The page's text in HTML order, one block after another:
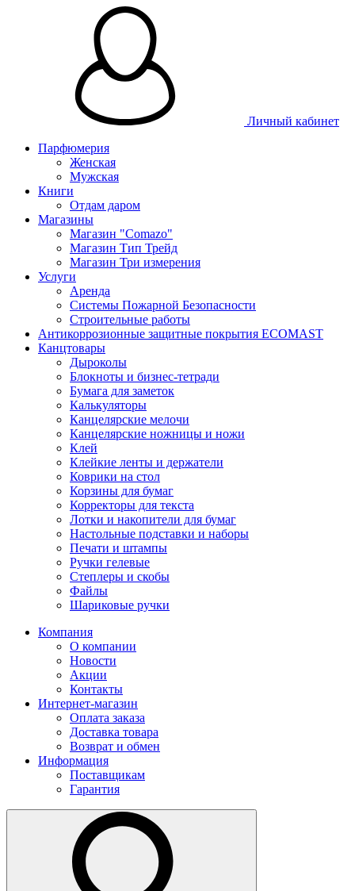
Личный кабинет
Парфюмерия
Женская
Мужская
Книги
Отдам даром
Магазины
Магазин "Comazo"
Магазин Тип Трейд
Магазин Три измерения
Услуги
Аренда
Системы Пожарной Безопасности
Строительные работы
Антикоррозионные защитные покрытия ECOMAST
Канцтовары
Дыроколы
Блокноты и бизнес-тетради
Бумага для заметок
Калькуляторы
Канцелярские мелочи
Канцелярские ножницы и ножи
Клей
Клейкие ленты и держатели
Коврики на стол
Корзины для бумаг
Корректоры для текста
Лотки и накопители для бумаг
Настольные подставки и наборы
Печати и штампы
Ручки гелевые
Степлеры и скобы
Файлы
Шариковые ручки
Компания
О компании
Новости
Акции
Контакты
Интернет-магазин
Оплата заказа
Доставка товара
Возврат и обмен
Информация
Поставщикам
Гарантия